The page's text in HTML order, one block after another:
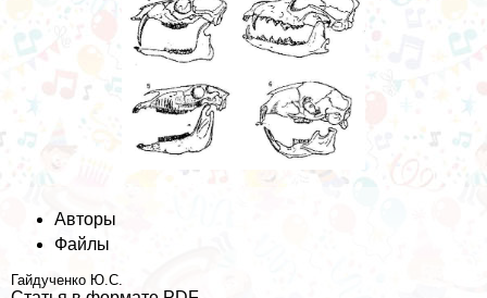
Авторы
Файлы
Гайдученко Ю.С.